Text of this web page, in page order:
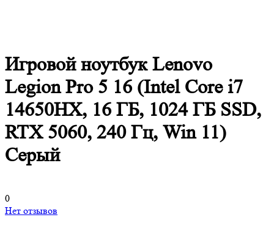
Игровой ноутбук Lenovo
Legion Pro 5 16 (Intel Core i7
14650HX, 16 ГБ, 1024 ГБ SSD,
RTX 5060, 240 Гц, Win 11)
Серый
0
Нет отзывов